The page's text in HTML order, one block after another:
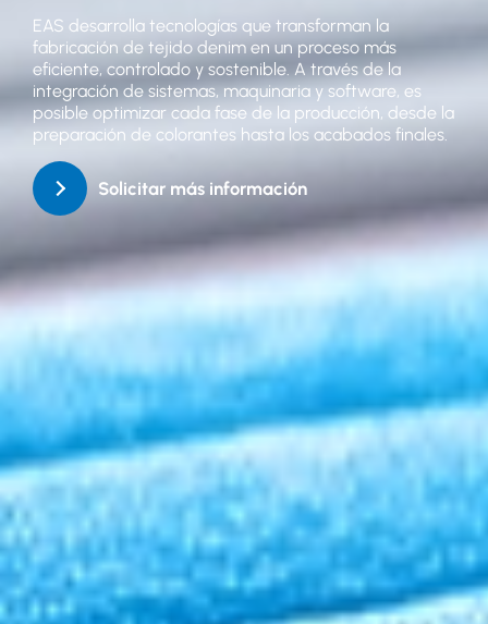
EAS desarrolla tecnologías que transforman la
fabricación de tejido denim en un proceso más
eficiente, controlado y sostenible. A través de la
integración de sistemas, maquinaria y software, es
posible optimizar cada fase de la producción, desde la
preparación de colorantes hasta los acabados finales.
Solicitar más información